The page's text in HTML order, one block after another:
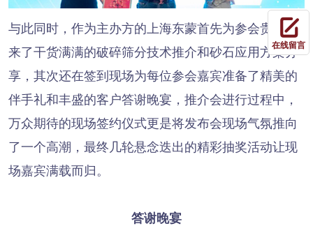
与此同时，作为主办方的上海东蒙首先为参会贵宾带
来了干货满满的破碎筛分技术推介和砂石应用方案分
享，其次还在签到现场为每位参会嘉宾准备了精美的
伴手礼和丰盛的客户答谢晚宴，推介会进行过程中，
万众期待的现场签约仪式更是将发布会现场气氛推向
了一个高潮，最终几轮悬念迭出的精彩抽奖活动让现
场嘉宾满载而归。
答谢晚宴
在线留言